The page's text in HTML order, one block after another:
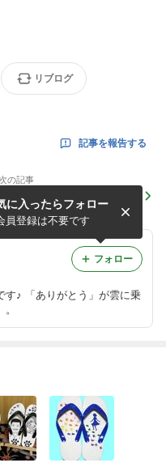
リブログ
記事を報告する
の記事
す♪ 「ありがとう」が雲に乗
に入ったらフォロー
員登録は不要です
フォロー